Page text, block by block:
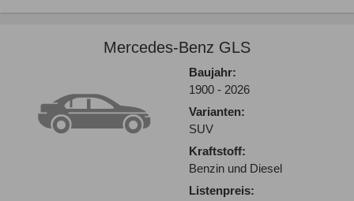
Mercedes-Benz GLS
Baujahr:
1900 - 2026
Varianten:
SUV
Kraftstoff:
Benzin und Diesel
Listenpreis: